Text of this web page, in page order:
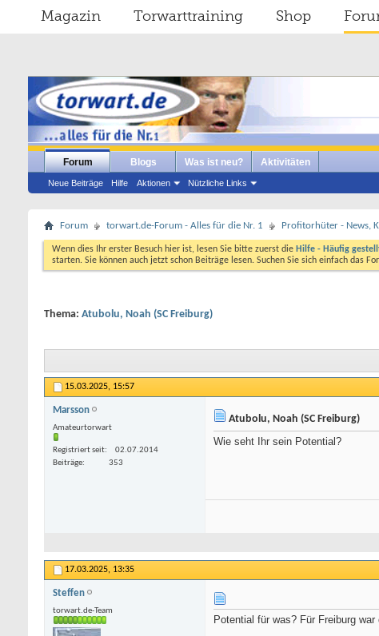
Magazin Torwarttraining Shop
Forum
Neue Beiträge Hilfe Aktionen Nützliche Links
Blogs Was ist neu? Aktivitäten
Forum torwart.de-Forum - Alles für die Nr. 1 Profitorhüter - News,
Wenn dies Ihr erster Besuch hier ist, lesen Sie bitte zuerst die Hilfe - Häufig
starten. Sie können auch jetzt schon Beiträge lesen. Suchen Sie sich einfach das
Thema: Atubolu, Noah (SC Freiburg)
15.03.2025, 15:57
Marsson
Amateurtorwart
Registriert seit
02.07.2014
Beiträge
353
Atubolu, Noah (SC Freiburg)
Wie seht Ihr sein Potential?
17.03.2025, 13:35
Steffen
torwart.de-Team
Potential für was? Für Freiburg